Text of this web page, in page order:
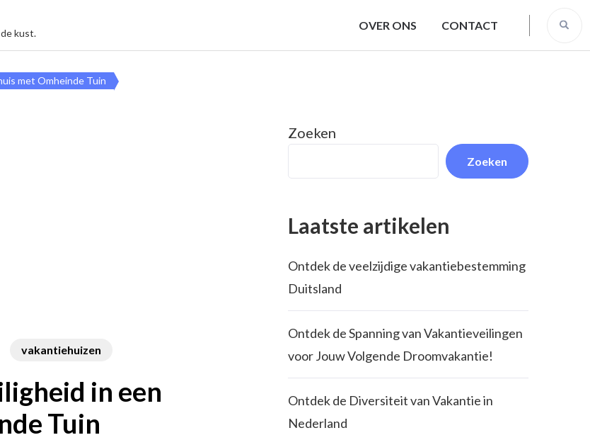
kust.
OVER ONS CONTACT
met Omheinde Tuin
vakantiehuizen
in een
Tuin
Zoeken
Zoeken
Laatste artikelen
Ontdek de veelzijdige vakantiebestemming
Duitsland
Ontdek de Spanning van Vakantieveilingen
voor Jouw Volgende Droomvakantie!
Ontdek de Diversiteit van Vakantie in
Nederland